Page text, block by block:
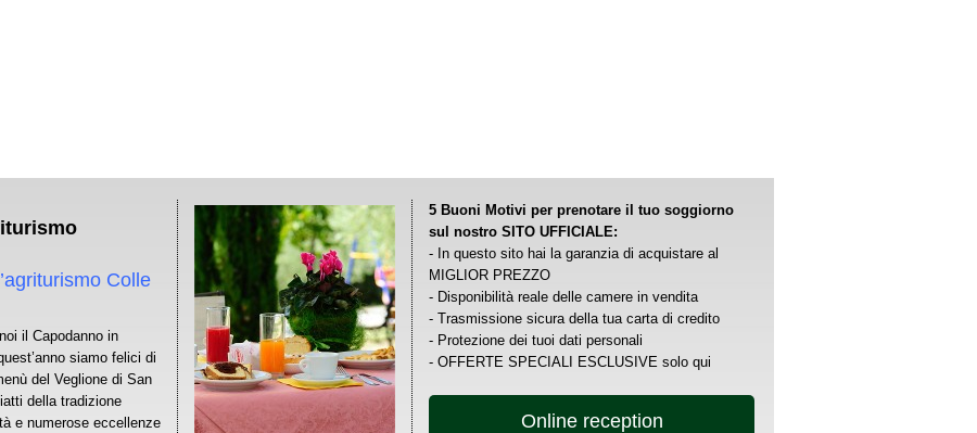
Colle
il Capodanno in
siamo felici di
del Veglione di San
della tradizione
e numerose eccellenze
5 Buoni Motivi per prenotare il tuo soggiorno
sul nostro SITO UFFICIALE:
- In questo sito hai la garanzia di acquistare al
MIGLIOR PREZZO
- Disponibilità reale delle camere in vendita
- Trasmissione sicura della tua carta di credito
- Protezione dei tuoi dati personali
- OFFERTE SPECIALI ESCLUSIVE solo qui
Online reception